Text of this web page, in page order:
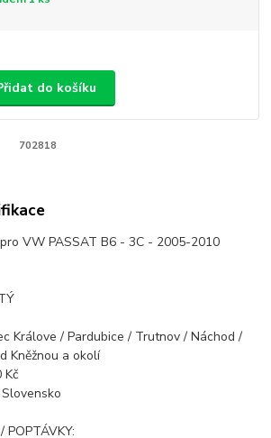
do košíku
702818
VW PASSAT B6 - 3C - 2005-2010
Králove / Pardubice / Trutnov / Náchod /
Kněžnou a okolí
Kč
POPTÁVKY: